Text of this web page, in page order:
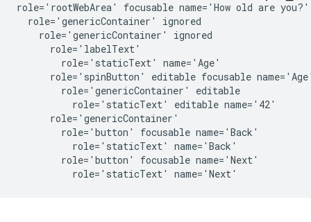
role='rootWebArea' focusable name='How old are you?'
  role='genericContainer' ignored
    role='genericContainer' ignored
      role='labelText'
        role='staticText' name='Age'
role='spinButton' editable focusable
        role='genericContainer' editable
          role='staticText' editable name='42'
      role='genericContainer'
        role='button' focusable name='Back'
          role='staticText' name='Back'
        role='button' focusable name='Next'